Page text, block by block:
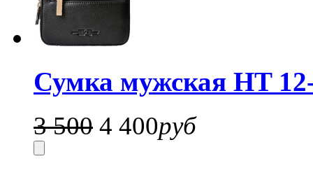
Сумка мужская HT
3 500 4 400руб